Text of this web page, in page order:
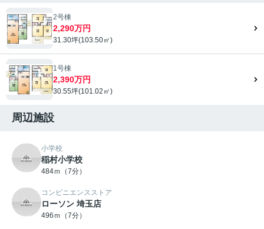
2号棟
2,290万円
31.30坪(103.50㎡)
1号棟
2,390万円
30.55坪(101.02㎡)
周辺施設
小学校
稲村小学校
484ｍ（7分）
コンビニエンスストア
ローソン 埼玉店
496ｍ（7分）